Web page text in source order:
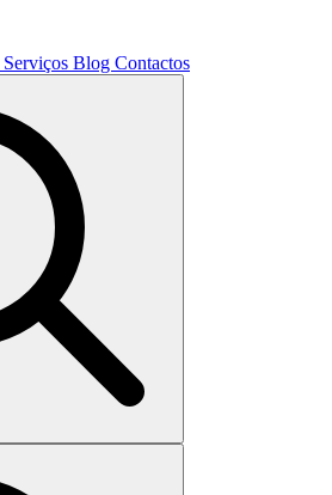
Serviços Blog Contactos